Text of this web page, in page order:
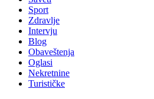
Sport
Zdravlje
Intervju
Blog
Obaveštenja
Oglasi
Nekretnine
Turističke